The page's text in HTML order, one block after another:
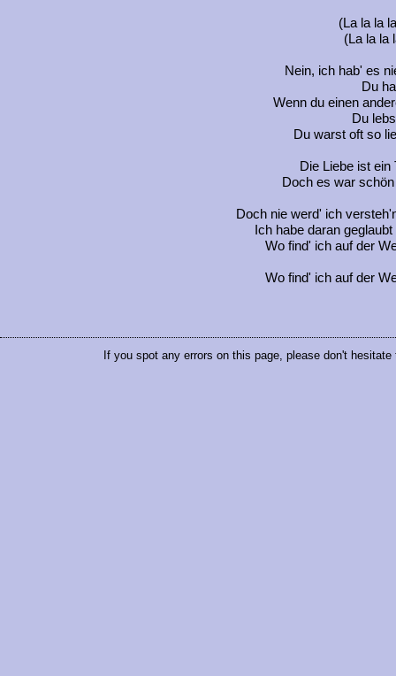
(La la la
(La la la
Nein, ich hab' es
Du
Wenn du einen
Du
Du warst oft so
Die Liebe ist ein
Doch es war
Doch nie werd' ich
Ich habe daran
Wo find' ich auf der
Wo find' ich auf der
If you spot any errors on this page, please don't